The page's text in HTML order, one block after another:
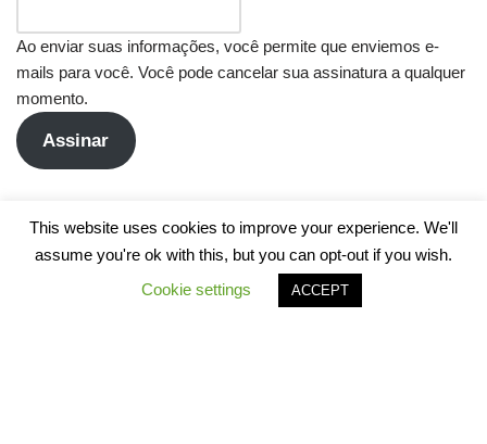
Ao enviar suas informações, você permite que enviemos e-
mails para você. Você pode cancelar sua assinatura a qualquer
momento.
Assinar
This website uses cookies to improve your experience. We'll
assume you're ok with this, but you can opt-out if you wish.
Cookie settings
ACCEPT